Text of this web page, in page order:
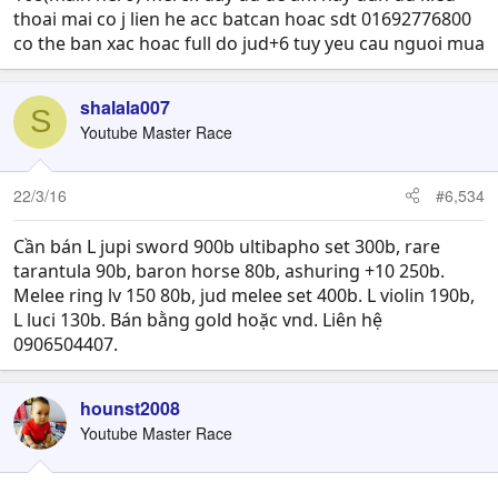
thoai mai co j lien he acc batcan hoac sdt 01692776800
co the ban xac hoac full do jud+6 tuy yeu cau nguoi mua
S shalala007
Youtube Master Race
22/3/16 #6,534
Cần bán L jupi sword 900b ultibapho set 300b, rare
tarantula 90b, baron horse 80b, ashuring +10 250b.
Melee ring lv 150 80b, jud melee set 400b. L violin 190b,
L luci 130b. Bán bằng gold hoặc vnd. Liên hệ
0906504407.
hounst2008
Youtube Master Race